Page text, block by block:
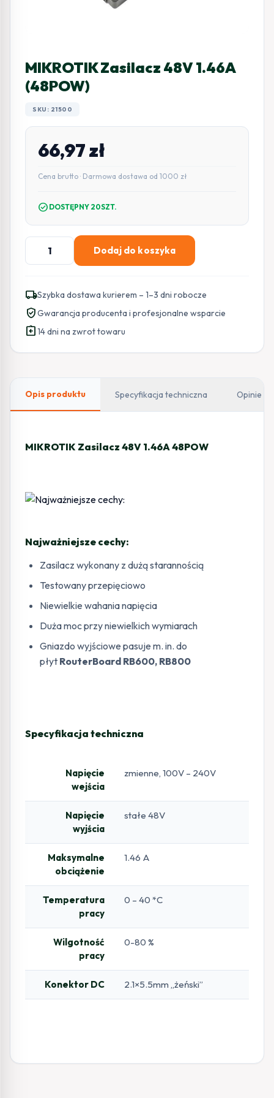
MIKROTIK Zasilacz 48V 1.46A
(48POW)
SKU: 21500
66,97zł
Cena brutto · Darmowa dostawa od 1000 zł
check_circle DOSTĘPNY 20SZT.
ilość
MIKROTIK
48V
1.46A
(48POW)
Dodaj do koszyka
local_shippingSzybka dostawa kurierem – 1–3 dni robocze
verified_userGwarancja producenta i profesjonalne wsparcie
assignment_return14 dni na zwrot towaru
Opis produktu Specyfikacja techniczna Opinie
MIKROTIK Zasilacz 48V 1.46A 48POW
Najważniejsze cechy:
Zasilacz wykonany z dużą starannością
Testowany przepięciowo
Niewielkie wahania napięcia
Duża moc przy niewielkich wymiarach
Gniazdo wyjściowe pasuje m. in. do
płyt RouterBoard RB600, RB800
Specyfikacja techniczna
Napięcie
wejścia
zmienne, 100V – 240V
Napięcie
wyjścia
stałe 48V
Maksymalne
obciążenie
1.46 A
Temperatura
pracy
0 – 40 *C
Wilgotność
pracy
0-80 %
Konektor DC 2.1×5.5mm „żeński”